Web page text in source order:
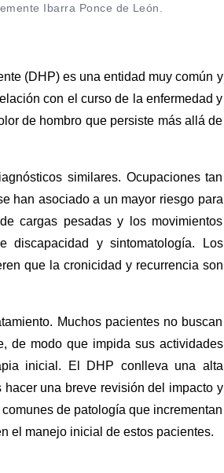
Ibarra Ponce de León.
(DHP) es una entidad muy común y
con el curso de la enfermedad y
de hombro que persiste más allá de
similares. Ocupaciones tan
han asociado a un mayor riesgo para
cargas pesadas y los movimientos
discapacidad y sintomatología. Los
que la cronicidad y recurrencia son
Muchos pacientes no buscan
de modo que impida sus actividades
inicial. El DHP conlleva una alta
una breve revisión del impacto y
de patología que incrementan
el manejo inicial de estos pacientes.